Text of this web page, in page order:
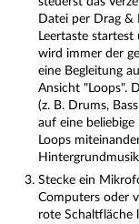
Datei per Drag &
Leertaste
wird immer der
eine Begleitung
Ansicht "Loops".
(z. B. Drums,
auf eine
Loops
Stecke ein
Computers oder
rote Schaltfläche